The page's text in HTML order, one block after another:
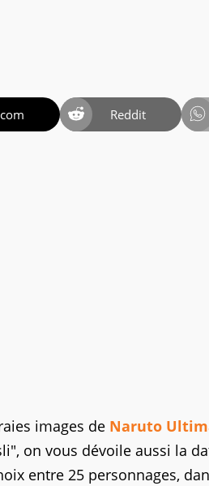
Reddit
images de Naruto
on vous dévoile aussi la
entre 25 personnages,